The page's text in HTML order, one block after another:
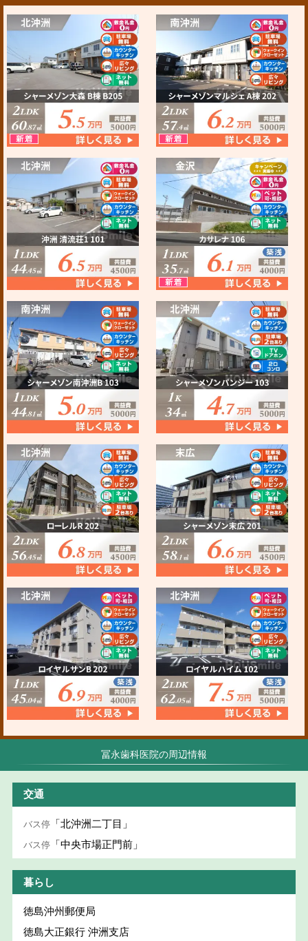
冨永歯科医院の周辺情報
交通
バス停 「北沖洲二丁目」
バス停 「中央市場正門前」
暮らし
徳島沖州郵便局
徳島大正銀行 沖洲支店